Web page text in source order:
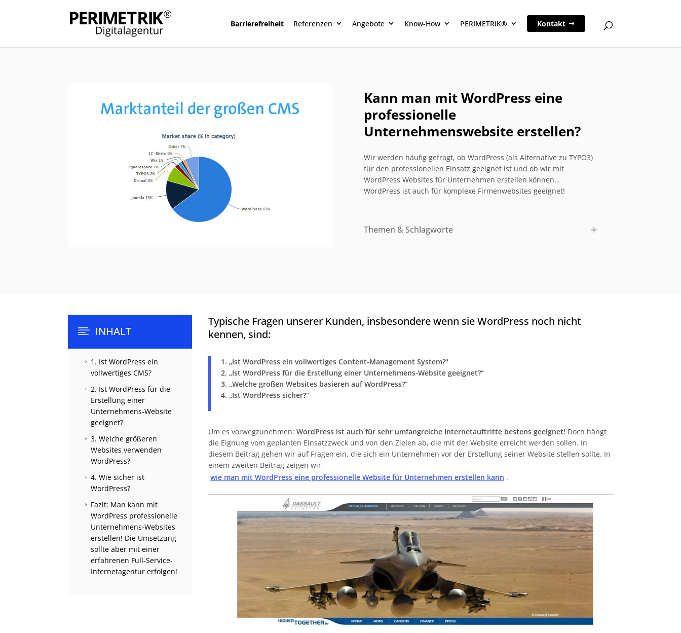
Barrierefreiheit Referenzen Angebote Know-How PERIMETRIK® Kontakt
Kann man mit WordPress eine
professionelle
Unternehmenswebsite erstellen?
Wir werden häufig gefragt, ob WordPress (als Alternative zu TYPO3)
für den professionellen Einsatz geeignet ist und ob wir mit
WordPress Websites für Unternehmen erstellen können…
WordPress ist auch für komplexe Firmenwebsites geeignet!
Themen & Schlagworte
 INHALT
5
1. Ist WordPress ein
vollwertiges CMS?
5
2. Ist WordPress für die
Erstellung einer
Unternehmens-Website
geeignet?
5
3. Welche größeren
Websites verwenden
WordPress?
5
4. Wie sicher ist
WordPress?
5
Fazit: Man kann mit
WordPress professionelle
Unternehmens-Websites
erstellen! Die Umsetzung
sollte aber mit einer
erfahrenen Full-Service-
Internetagentur erfolgen!
Typische Fragen unserer Kunden, insbesondere wenn sie WordPress noch nicht
kennen, sind:
1. „Ist WordPress ein vollwertiges Content-Management System?“
2. „Ist WordPress für die Erstellung einer Unternehmens-Website geeignet?“
3. „Welche großen Websites basieren auf WordPress?“
4. „Ist WordPress sicher?“
Um es vorwegzunehmen:WordPress ist auch für sehr umfangreiche Internetauftritte bestens geeignet! Doch hängt
die Eignung vom geplanten Einsatzzweck und von den Zielen ab, die mit der Website erreicht werden sollen. In
diesem Beitrag gehen wir auf Fragen ein, die sich ein Unternehmen vor der Erstellung seiner Website stellen sollte. In
einem zweiten Beitrag zeigen wir,
wie man mit WordPress eine professionelle Website für Unternehmen erstellen kann .